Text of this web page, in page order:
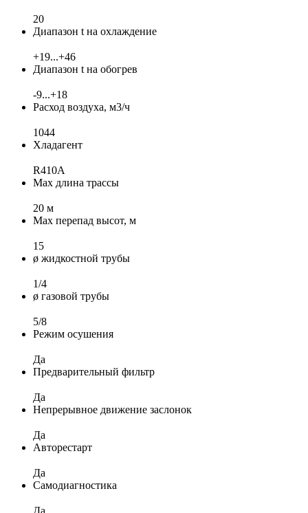
20
Диапазон t на охлаждение
+19...+46
Диапазон t на обогрев
-9...+18
Расход воздуха, м3/ч
1044
Хладагент
R410A
Max длина трассы
20 м
Max перепад высот, м
15
ø жидкостной трубы
1/4
ø газовой трубы
5/8
Режим осушения
Да
Предварительный фильтр
Да
Непрерывное движение заслонок
Да
Авторестарт
Да
Самодиагностика
Да